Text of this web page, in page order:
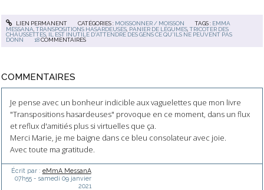
LIEN PERMANENT CATÉGORIES : MOISSONNER / MOISSON TAGS : EMMA
MESSANA ,TRANSPOSITIONS HASARDEUSES PANIER DE LÉGUMES ,TRICOTER DES
CHAUSSETTES IL EST INUTILE D'ATTENDRE DES GENS CE QU'ILS NE PEUVENT PAS
DONN
18 COMMENTAIRES
COMMENTAIRES
Je pense avec un bonheur indicible aux vaguelettes que mon livre
"Transpositions hasardeuses" provoque en ce moment, dans un flux
et reflux d'amitiés plus si virtuelles que ça.
Merci Marie, je me baigne dans ce bleu consolateur avec joie.
Avec toute ma gratitude.
Écrit par : eMmA MessanA
07h55- samedi 09 janvier
2021